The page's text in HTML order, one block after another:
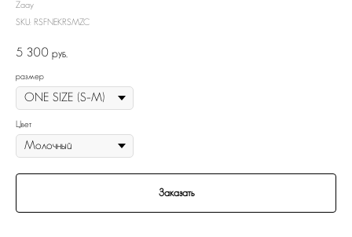
Zaay
SKU: RSFNEKRSMZC
5 300 руб.
размер
Цвет
Заказать